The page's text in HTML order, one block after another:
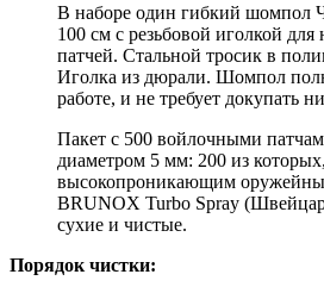
В наборе один гибкий шомпол
100 см с резьбовой иголкой для
патчей. Стальной тросик в
Иголка из дюрали. Шомпол
работе, и не требует докупать
Пакет с 500 войлочными
диаметром 5 мм: 200 из
высокопроникающим
BRUNOX Turbo Spray
сухие и чистые.
Порядок чистки: